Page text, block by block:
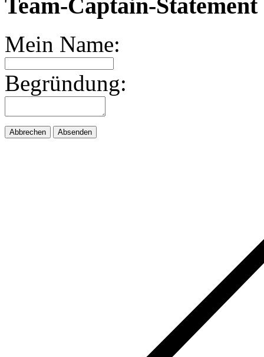
Team-Captain-
Mein Name:
Begründung:
Abbrechen Absenden